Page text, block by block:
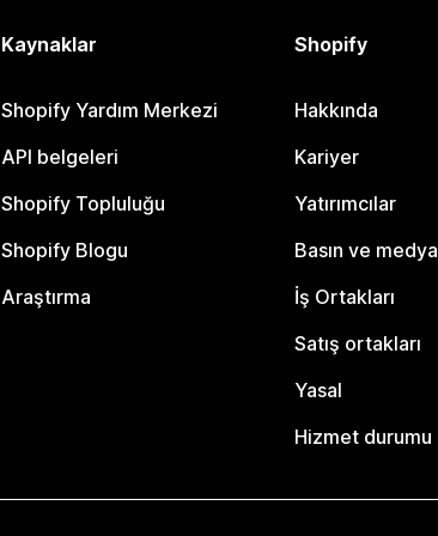
Kaynaklar
Shopify Yardım Merkezi
API belgeleri
Shopify Topluluğu
Shopify Blogu
Araştırma
Shopify
Hakkında
Kariyer
Yatırımcılar
Basın ve medya
İş Ortakları
Satış ortakları
Yasal
Hizmet durumu